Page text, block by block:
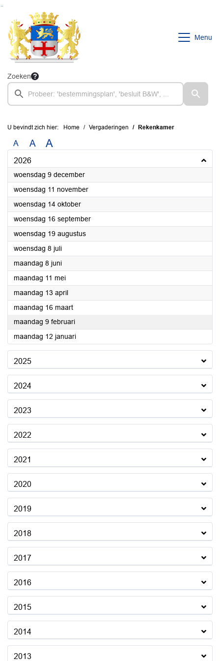
Ga naar de inhoud van deze pagina
Ga naar het zoeken
Ga naar het menu
Menu
Zoeken
U bevindt zich hier: Home Vergaderingen Rekenkamer
A A A
2026
woensdag 9 december2026
woensdag 11 november2026
woensdag 14 oktober2026
woensdag 16 september2026
woensdag 19 augustus2026
woensdag 8 juli2026
maandag 8 juni2026
maandag 11 mei2026
maandag 13 april2026
maandag 16 maart2026
maandag 9 februari2026
maandag 12 januari2026
2025
2024
2023
2022
2021
2020
2019
2018
2017
2016
2015
2014
2013